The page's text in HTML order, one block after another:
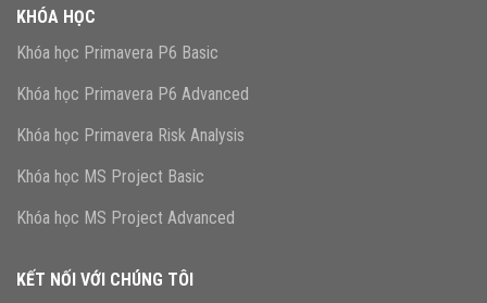
KHÓA HỌC
Khóa học Primavera P6 Basic
Khóa học Primavera P6 Advanced
Khóa học Primavera Risk Analysis
Khóa học MS Project Basic
Khóa học MS Project Advanced
KẾT NỐI VỚI CHÚNG TÔI